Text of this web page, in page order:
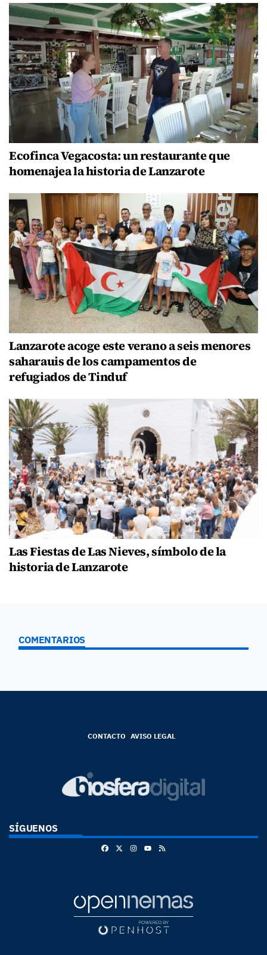
Ecofinca Vegacosta: un restaurante que
homenajea la historia de Lanzarote
Lanzarote acoge este verano a seis menores
saharauis de los campamentos de
refugiados de Tinduf
Las Fiestas de Las Nieves, símbolo de la
historia de Lanzarote
COMENTARIOS
CONTACTO AVISO LEGAL
SÍGUENOS
FacebookInstagram